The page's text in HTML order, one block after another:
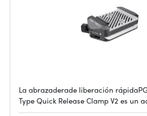
La abrazaderade liberación
Type Quick Release Clamp V2 es un